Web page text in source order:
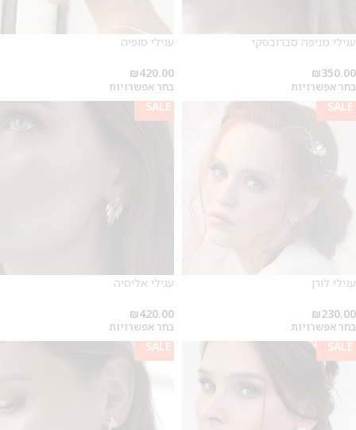
עגילי מניפה סברובסקי
₪350.00
בחר אפשרויות
עגילי סופיה
₪420.00
בחר אפשרויות
SALE
עגילי לורן
₪230.00
בחר אפשרויות
SALE
עגילי אליסיה
₪420.00
בחר אפשרויות
SALE
SALE